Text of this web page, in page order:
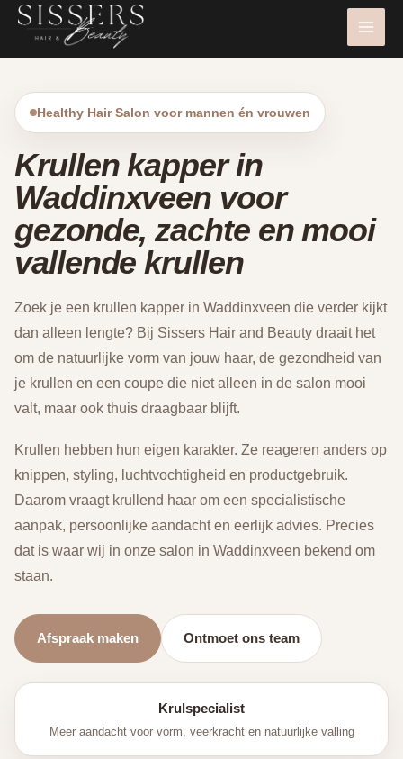
Healthy Hair Salon voor mannen én vrouwen
Krullen kapper in
Waddinxveen voor
gezonde, zachte en mooi
vallende krullen
Zoek je een krullen kapper in Waddinxveen die verder kijkt
dan alleen lengte? Bij Sissers Hair and Beauty draait het
om de natuurlijke vorm van jouw haar, de gezondheid van
je krullen en een coupe die niet alleen in de salon mooi
valt, maar ook thuis draagbaar blijft.
Krullen hebben hun eigen karakter. Ze reageren anders op
knippen, styling, luchtvochtigheid en productgebruik.
Daarom vraagt krullend haar om een specialistische
aanpak, persoonlijke aandacht en eerlijk advies. Precies
dat is waar wij in onze salon in Waddinxveen bekend om
staan.
Afspraak maken Ontmoet ons team
Krulspecialist
Meer aandacht voor vorm, veerkracht en natuurlijke valling